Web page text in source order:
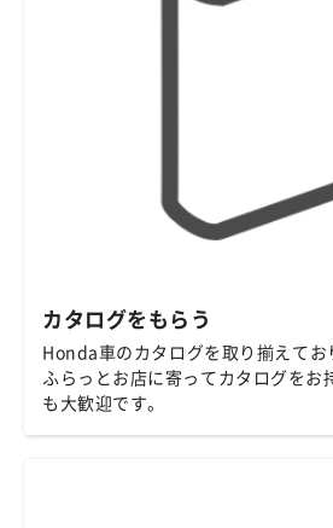
カタログをもらう
Honda車のカタログを取り揃えてお
ふらっとお店に寄ってカタログをお
も大歓迎です。